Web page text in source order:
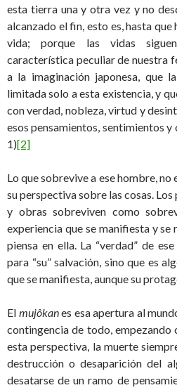
esta tierra una y otra vez y no
alcanzado el fin, esto es, hasta
vida; porque las vidas
característica peculiar de nuestra
a la imaginación japonesa, que
limitada solo a esta existencia, y
con verdad, nobleza, virtud y
esos pensamientos, sentimientos
1)[2]
Lo que sobrevive a ese hombre, no
su perspectiva sobre las cosas.
y obras sobreviven como
experiencia que se manifiesta y se
piensa en ella. La “verdad” de
para “su” salvación, sino que es
que se manifiesta, aunque su
El mujôkanes esa apertura al
contingencia de todo,
esta perspectiva, la muerte
destrucción o desaparición del
desatarse de un ramo de